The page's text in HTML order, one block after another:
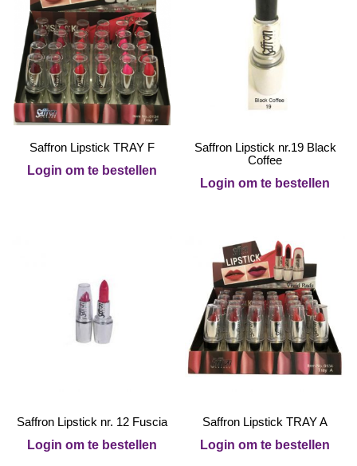
Saffron Lipstick TRAY F
Login om te bestellen
Saffron Lipstick nr.19 Black
Coffee
Login om te bestellen
Saffron Lipstick nr. 12 Fuscia
Login om te bestellen
Saffron Lipstick TRAY A
Login om te bestellen